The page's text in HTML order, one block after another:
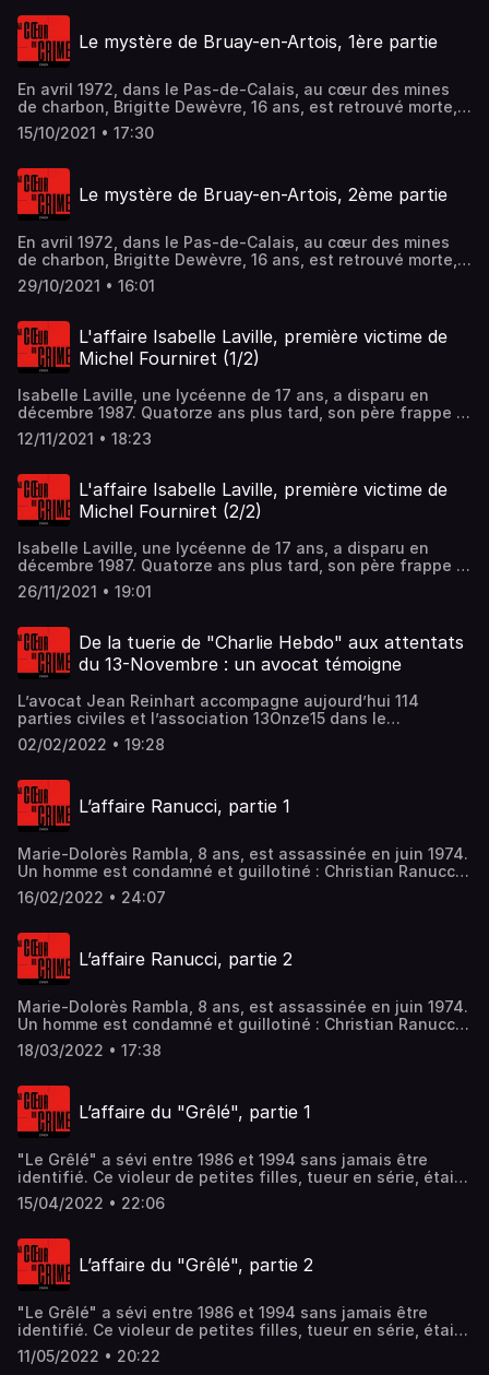
cette magistrate expérimentée, de faire de la cause des
enfants une priorité nationale. Hébergé par Acast. Visitez
acast.com/privacy pour plus d'informations.
Le mystère de Bruay-en-Artois, 1ère partie
En avril 1972, dans le Pas-de-Calais, au cœur des mines
de charbon, Brigitte Dewèvre, 16 ans, est retrouvé morte, à
moitié dénudée dans un terrain vague. 50 ans plus tard,
un policier rouvre le dossier. Hébergé par Acast. Visitez
15/10/2021 • 17:30
Le mystère de Bruay-en-Artois, 2ème partie
En avril 1972, dans le Pas-de-Calais, au cœur des mines
de charbon, Brigitte Dewèvre, 16 ans, est retrouvé morte, à
moitié dénudée dans un terrain vague. 50 ans plus tard,
un policier rouvre le dossier. Hébergé par Acast. Visitez
29/10/2021 • 16:01
L'affaire Isabelle Laville, première victime de
Michel Fourniret (1/2)
Isabelle Laville, une lycéenne de 17 ans, a disparu en
décembre 1987. Quatorze ans plus tard, son père frappe à
la porte de l'avocat Alain Behr. Ni l'un ni l'autre ne savent
alors que la jeune fille a été assassinée par le tueur en
(Episode 1/2) Hébergé par Acast. Visitez acast.com/privacy
pour plus d'informations.
12/11/2021 • 18:23
L'affaire Isabelle Laville, première victime de
Michel Fourniret (2/2)
Isabelle Laville, une lycéenne de 17 ans, a disparu en
décembre 1987. Quatorze ans plus tard, son père frappe à
la porte de l'avocat Alain Behr. Ni l'un ni l'autre ne savent
alors que la jeune fille a été tuée par Michel Fourniret,
par Acast. Visitez acast.com/privacy pour plus
d'informations.
26/11/2021 • 19:01
De la tuerie de "Charlie Hebdo" aux attentats
du 13-Novembre : un avocat témoigne
L’avocat Jean Reinhart accompagne aujourd’hui 114
parties civiles et l’association 13Onze15 dans le
gigantesque dossier des attentats du 13-Novembre. Il
raconte l’effroi provoqué par ces affaires, la difficulté à
destructeurs de la réparation. Hébergé par Acast. Visitez
acast.com/privacy pour plus d'informations.
02/02/2022 • 19:28
L’affaire Ranucci, partie 1
Marie-Dolorès Rambla, 8 ans, est assassinée en juin 1974.
Un homme est condamné et guillotiné : Christian Ranucci.
Le petit frère de Marie-Dolorès, Jean, deviendra lui-même
un meurtrier et tuera à deux reprises. La journaliste Agnès
Acast. Visitez acast.com/privacy pour plus d'informations.
16/02/2022 • 24:07
L’affaire Ranucci, partie 2
Marie-Dolorès Rambla, 8 ans, est assassinée en juin 1974.
Un homme est condamné et guillotiné : Christian Ranucci.
Le petit frère de Marie-Dolorès, Jean, deviendra lui-même
un meurtrier et tuera à deux reprises. La journaliste Agnès
Acast. Visitez acast.com/privacy pour plus d'informations.
18/03/2022 • 17:38
L’affaire du "Grêlé", partie 1
"Le Grêlé" a sévi entre 1986 et 1994 sans jamais être
identifié. Ce violeur de petites filles, tueur en série, était
gendarme puis policier. Un homme au-dessus de tout
soupçon. Dans un livre passionnant "Le Grêlé, le tueur
son parcours criminel. Récit d’un des plus vieux cold cases
de France. Hébergé par Acast. Visitez acast.com/privacy
pour plus d'informations.
15/04/2022 • 22:06
L’affaire du "Grêlé", partie 2
"Le Grêlé" a sévi entre 1986 et 1994 sans jamais être
identifié. Ce violeur de petites filles, tueur en série, était
gendarme puis policier. Dans un livre passionnant (« Le
Grêlé, le tueur était un flic", paru au Seuil), Patricia
11/05/2022 • 20:22